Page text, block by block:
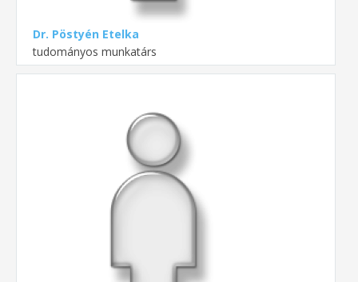
Dr. Pöstyén Etelka
tudományos munkatárs